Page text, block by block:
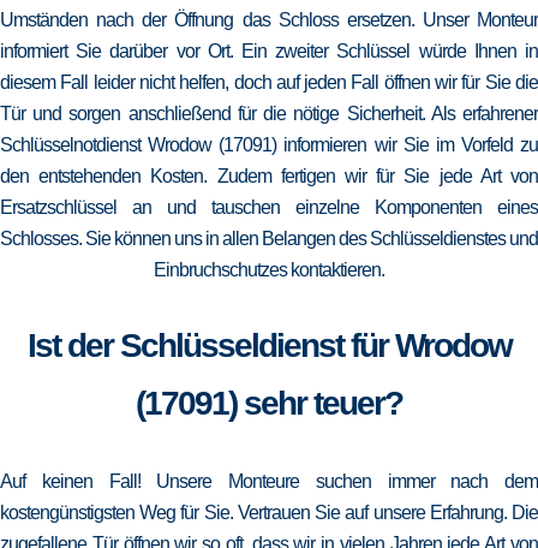
Umständen nach der Öffnung das Schloss ersetzen. Unser Monteur
informiert Sie darüber vor Ort. Ein zweiter Schlüssel würde Ihnen in
diesem Fall leider nicht helfen, doch auf jeden Fall öffnen wir für Sie die
Tür und sorgen anschließend für die nötige Sicherheit. Als erfahrener
Schlüsselnotdienst Wrodow (17091) informieren wir Sie im Vorfeld zu
den entstehenden Kosten. Zudem fertigen wir für Sie jede Art von
Ersatzschlüssel an und tauschen einzelne Komponenten eines
Schlosses. Sie können uns in allen Belangen des Schlüsseldienstes und
Einbruchschutzes kontaktieren.
Ist der Schlüsseldienst für Wrodow
(17091) sehr teuer?
Auf keinen Fall! Unsere Monteure suchen immer nach dem
kostengünstigsten Weg für Sie. Vertrauen Sie auf unsere Erfahrung. Die
zugefallene Tür öffnen wir so oft, dass wir in vielen Jahren jede Art von